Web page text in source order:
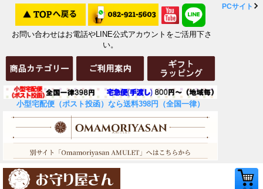
お問い合わせはお電話やLINE公式アカウントをご活用下さ
い。
小型宅配便（ポスト投函）なら送料398円（全国一律）
PCサイト